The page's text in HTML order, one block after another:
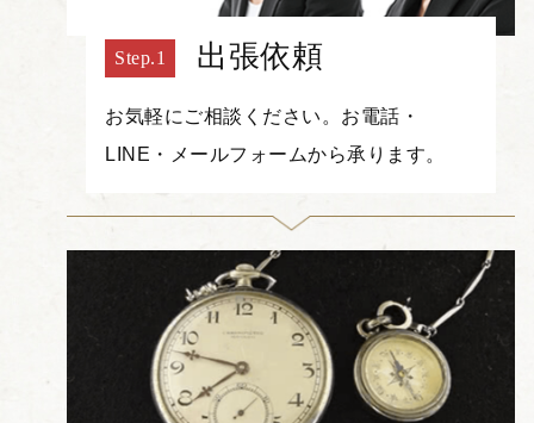
出張依頼
お気軽にご相談ください。お電話・
LINE・メールフォームから承ります。